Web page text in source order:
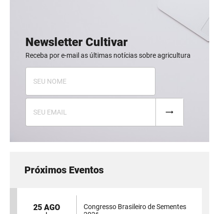
Newsletter Cultivar
Receba por e-mail as últimas notícias sobre agricultura
Próximos Eventos
25 AGO
Congresso Brasileiro de Sementes